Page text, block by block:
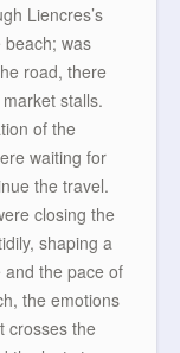
Liencres’s
beach; was
road, there
stalls.
of the
waiting for
the travel.
closing the
shaping a
the pace of
the emotions
crosses the